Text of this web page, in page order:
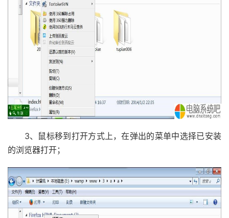
3、鼠标移到打开方式上，在弹出的菜单中选择已安装
的浏览器打开；